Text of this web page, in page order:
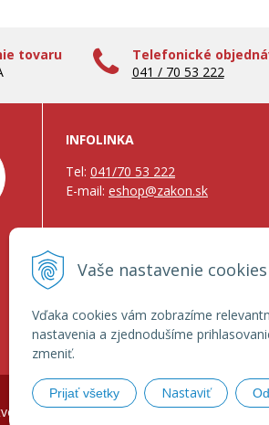
Vaše nastavenie cookies
Vďaka cookies vám zobrazíme
nastavenia a zjednodušíme
zmeniť.
Prijať všetky Nastaviť
tovaru
Telefonické
041 / 70 53 222
INFOLINKA
Tel: 041/70 53 222
E-mail: eshop@zakon.sk
mzdy, verejná správa, vzdelávanie,